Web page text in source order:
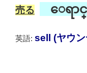
売る ေရာ
英語: sell (ヤウ